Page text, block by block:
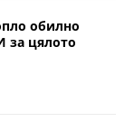
обилно
за цялото